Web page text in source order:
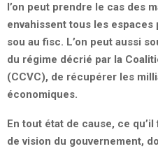
l’on peut prendre le cas des
envahissent tous les
sou au fisc. L’on peut aussi
du régime décrié par la
(CCVC), de récupérer les
économiques.
En tout état de cause, ce
de vision du gouvernement,